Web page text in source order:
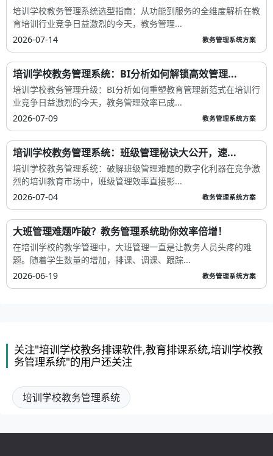
培训学校教务管理系统选型指南：从功能到服务的全维度解析在教
育培训行业竞争日益激烈的今天，教务管理...
2026-07-14
教务管理系统方案
培训学校教务管理系统：BI分析如何解锁高效管理...
培训学校教务管理升级：BI分析如何重塑教育管理新范式在培训行
业竞争日益激烈的今天，教务管理效率已成...
2026-07-09
教务管理系统方案
培训学校教务管理系统：班级管理秘诀大公开，速...
培训学校教务管理系统：破解班级管理难题的数字化利器在竞争激
烈的培训教育市场中，班级管理效率直接影...
2026-07-04
教务管理系统方案
大班管理难题咋破？教务管理系统助你效率倍增！
在培训学校的教学管理中，大班管理一直是让教务人员头疼的难
题。随着学生数量的增加，排课、调课、跟踪...
2026-06-19
教务管理系统方案
关注"培训学校教务排课软件,教育排课系统,培训学校教
务管理系统"的用户还关注
培训学校教务管理系统